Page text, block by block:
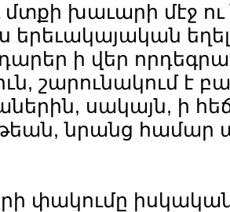
մտքի խաւարի մէջ
երեւակայական
ի վեր
շարունակում է
սակայն, ի
նրանց համար
փակումը